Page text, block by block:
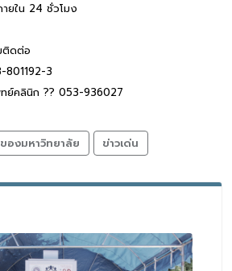
ยใน 24 ชั่วโมง
ติดต่อ
801192-3
ทย์คลินิก ?? 053-936027
องมหาวิทยาลัย ข่าวเด่น